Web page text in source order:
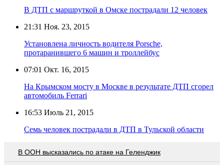
В ДТП с маршруткой в Омске пострадали 12 человек
21:31 Ноя. 23, 2015
Установлена личность водителя Porsche,
протаранившего 6 машин и троллейбус
07:01 Окт. 16, 2015
На Крымском мосту в Москве в результате ДТП сгорел
автомобиль Ferrari
16:53 Июль 21, 2015
Семь человек пострадали в ДТП в Тульской области
В ООН высказались по атаке на Геленджик